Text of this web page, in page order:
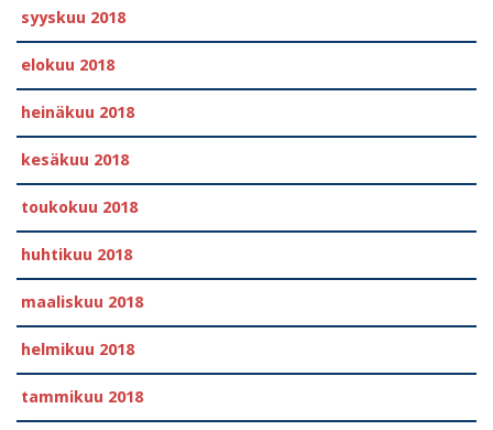
syyskuu 2018
elokuu 2018
heinäkuu 2018
kesäkuu 2018
toukokuu 2018
huhtikuu 2018
maaliskuu 2018
helmikuu 2018
tammikuu 2018